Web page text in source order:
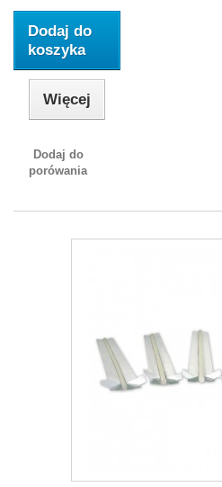
Dodaj do
koszyka
Więcej
Dodaj do
porówania